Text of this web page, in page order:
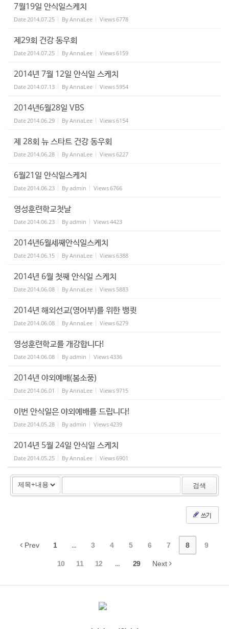
7월19일 안식일스케치
Date2014.07.25 ByAnnaLee Views6778
제29회 건강 동우회
Date2014.07.25 ByAnnaLee Views6159
2014년 7월 12일 안식일 스케치
Date2014.07.13 ByAnnaLee Views 5954
2014년6월28일 VBS
Date2014.06.29 ByAnnaLee Views6154
제 28회 뉴 스타트 건강 동우회
Date2014.06.28 ByAnnaLee Views6227
6월21일 안식일스케치
Date2014.06.23 Byadmin Views6766
영성훈련학교첫날
Date2014.06.23 Byadmin Views4423
2014년6월세째안식일스케치
Date2014.06.15 ByAnnaLee Views6388
2014년 6월 첫째 안식일 스케치
Date2014.06.08 ByAnnaLee Views 5883
2014년 해외선교(영어부)를 위한 뱅큇
Date2014.06.08 ByAnnaLee Views6279
영성훈련학교를 개강합니다!
Date2014.06.08 Byadmin Views4336
2014년 야외예배(봄소풍)
Date2014.06.01 ByAnnaLee Views9715
이번 안식일은 야외예배를 드립니다!
Date2014.05.28 Byadmin Views4239
2014년 5월 24일 안식일 스케치
Date2014.05.25 ByAnnaLee Views6901
검색
쓰기
Prev 1 ... 3 4 5 6 7 8 9
10 11 12 ... 29 Next